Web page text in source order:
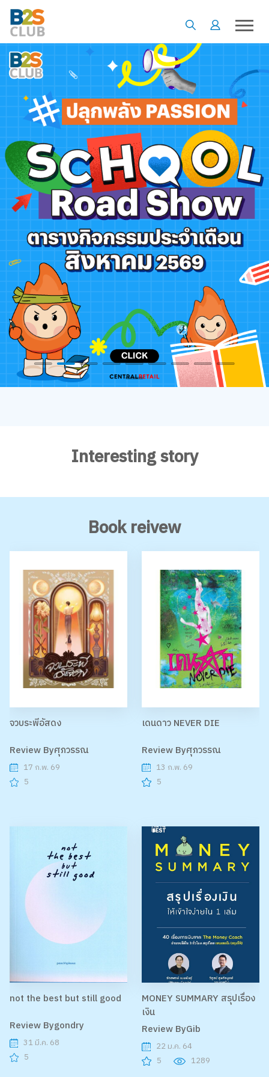
Interesting story
Book reivew
จวบระพีอัสดง
Review Byศุภวรรณ
17 ก.พ. 69
5
เดนดาว NEVER DIE
Review Byศุภวรรณ
13 ก.พ. 69
5
not the best but still good
Review Bygondry
31 มี.ค. 68
5
MONEY SUMMARY สรุปเรื่อง
เงิน
Review ByGib
22 ม.ค. 64
5
1289